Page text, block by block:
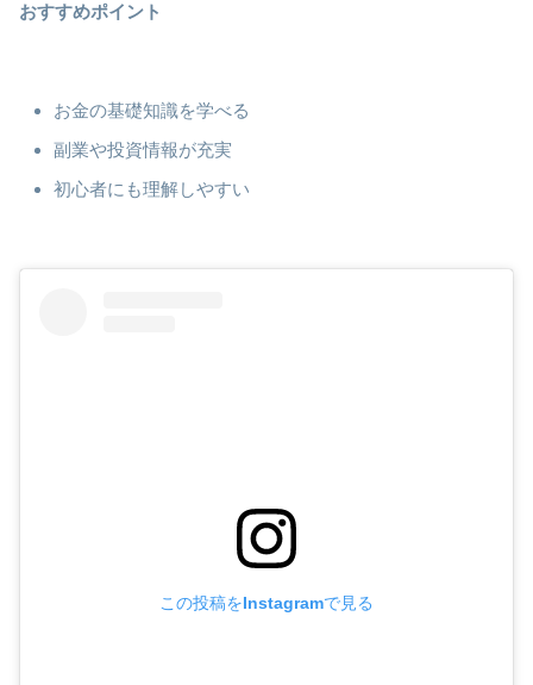
おすすめポイント
お金の基礎知識を学べる
副業や投資情報が充実
初心者にも理解しやすい
この投稿をInstagramで見る